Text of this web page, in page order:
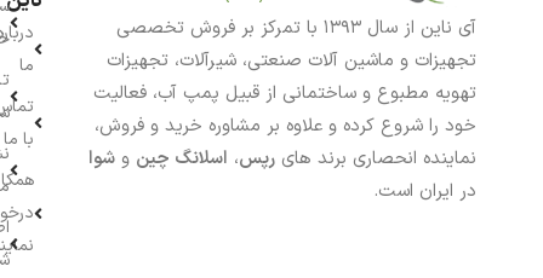
آی ناین از سال ۱۳۹۳ با تمرکز بر فروش تخصصی
تجهیزات و ماشین آلات صنعتی، شیرآلات، تجهیزات
تهویه مطبوع و ساختمانی از قبیل پمپ آب، فعالیت
خود را شروع کرده و علاوه بر مشاوره خرید و فروش،
نماینده انحصاری برند های رپس، اسلانگ چین و شوا
در ایران است.
ما
با ما